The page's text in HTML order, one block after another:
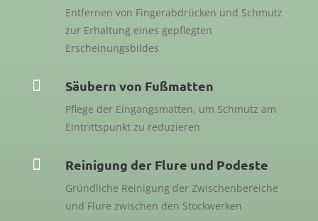
Entfernen von Fingerabdrücken und Schmutz
zur Erhaltung eines gepflegten
Erscheinungsbildes
 Säubern von Fußmatten
Pflege der Eingangsmatten, um Schmutz am
Eintrittspunkt zu reduzieren
 Reinigung der Flure und Podeste
Gründliche Reinigung der Zwischenbereiche
und Flure zwischen den Stockwerken